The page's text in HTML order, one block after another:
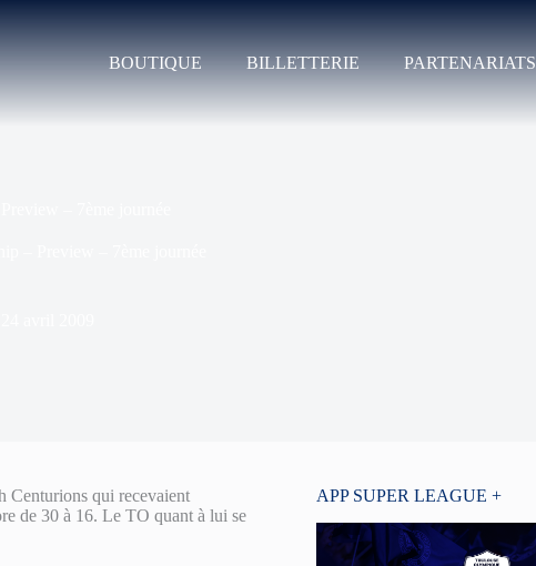
BOUTIQUE BILLETTERIE PARTENARIATS
Centurions qui recevaient
de 30 à 16. Le TO quant à lui se
APP SUPER LEAGUE +